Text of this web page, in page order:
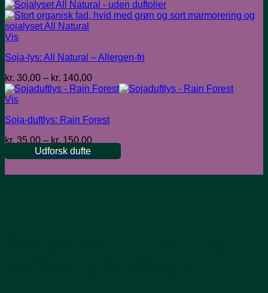
Vis
Soja-lys: All Natural – Allergen-fri
kr. 30,00 – kr. 140,00Prisinterval:
kr. 30,00
Vis
Soja-duftlys: Rain Forest
kr. 35,00 – kr. 150,00Prisinterval:
til
Udforsk dufte